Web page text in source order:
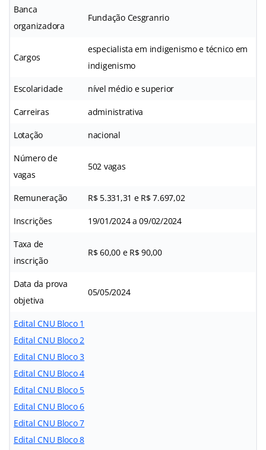
Banca
organizadora
Fundação Cesgranrio
Cargos
especialista em indigenismo e técnico em
indigenismo
Escolaridade nível médio e superior
Carreiras administrativa
Lotação nacional
Número de
vagas
502 vagas
Remuneração R$ 5.331,31 e R$ 7.697,02
Inscrições 19/01/2024 a 09/02/2024
Taxa de
inscrição
R$ 60,00 e R$ 90,00
Data da prova
objetiva
05/05/2024
Edital CNU Bloco 1
Edital CNU Bloco 2
Edital CNU Bloco 3
Edital CNU Bloco 4
Edital CNU Bloco 5
Edital CNU Bloco 6
Edital CNU Bloco 7
Edital CNU Bloco 8